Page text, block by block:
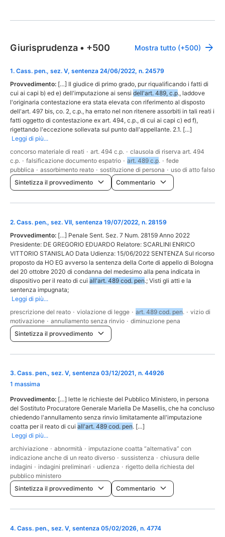
Giurisprudenza • +500 Mostra tutto (+500)
1. Cass. pen., sez. V, sentenza 24/06/2022, n. 24579
Provvedimento: […] Il giudice di primo grado, pur riqualificando i fatti di
cui ai capi b) ed e) dell'imputazione ai sensi dell'art. 489, c.p., laddove
l'originaria contestazione era stata elevata con riferimento al disposto
dell'art. 497 bis, co. 2, c.p., ha errato nel non ritenere assorbiti in tali reati i
fatti oggetto di contestazione ex art. 494, c.p., di cui ai capi c) ed f),
rigettando l'eccezione sollevata sul punto dall'appellante. 2.1. […]
Leggi di più...
concorso materiale di reati · art. 494 c.p. · clausola di riserva art. 494
c.p. · falsificazione documento espatrio · art. 489 c.p. · fede
pubblica · assorbimento reato · sostituzione di persona · uso di atto falso
Sintetizza il provvedimento
Commentario
2. Cass. pen., sez. VII, sentenza 19/07/2022, n. 28159
Provvedimento: […] Penale Sent. Sez. 7 Num. 28159 Anno 2022
Presidente: DE GREGORIO EDUARDO Relatore: SCARLINI ENRICO
VITTORIO STANISLAO Data Udienza: 15/06/2022 SENTENZA Sul ricorso
proposto da HO EG avverso la sentenza della Corte di appello di Bologna
del 20 ottobre 2020 di condanna del medesimo alla pena indicata in
dispositivo per il reato di cui all'art. 489 cod. pen.; Visti gli atti e la
sentenza impugnata;
Leggi di più...
prescrizione del reato · violazione di legge · art. 489 cod. pen. · vizio di
motivazione · annullamento senza rinvio · diminuzione pena
Sintetizza il provvedimento
3. Cass. pen., sez. V, sentenza 03/12/2021, n. 44926
1 massima
Provvedimento: […] lette le richieste del Pubblico Ministero, in persona
del Sostituto Procuratore Generale Mariella De Masellis, che ha concluso
chiedendo l'annullamento senza rinvio limitatamente all'imputazione
coatta per il reato di cui all'art. 489 cod. pen. […]
Leggi di più...
archiviazione · abnormità · imputazione coatta “alternativa” con
indicazione anche di un reato diverso · sussistenza · chiusura delle
indagini · indagini preliminari · udienza · rigetto della richiesta del
pubblico ministero
Sintetizza il provvedimento
Commentario
4. Cass. pen., sez. V, sentenza 05/02/2026, n. 4774